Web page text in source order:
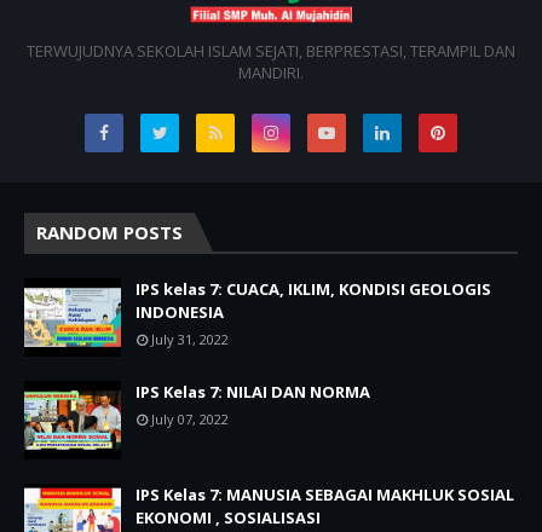
TERWUJUDNYA SEKOLAH ISLAM SEJATI, BERPRESTASI, TERAMPIL DAN
MANDIRI.
RANDOM POSTS
IPS kelas 7: CUACA, IKLIM, KONDISI GEOLOGIS
INDONESIA
July 31, 2022
IPS Kelas 7: NILAI DAN NORMA
July 07, 2022
IPS Kelas 7: MANUSIA SEBAGAI MAKHLUK SOSIAL
EKONOMI , SOSIALISASI